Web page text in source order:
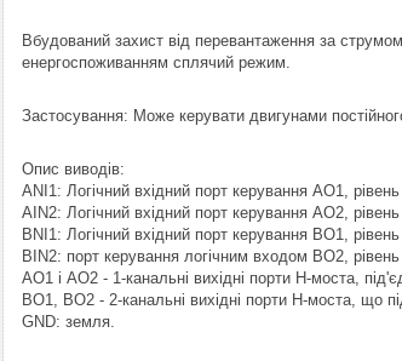
Вбудований захист від перевантаження за
енергоспоживанням сплячий режим.
Застосування: Може керувати двигунами
Опис виводів:
ANI1: Логічний вхідний порт керування AO1,
AIN2: Логічний вхідний порт керування AO2,
BNI1: Логічний вхідний порт керування BO1,
BIN2: порт керування логічним входом BO2, рівень
AO1 і AO2 - 1-канальні вихідні порти H-моста,
BO1, BO2 - 2-канальні вихідні порти H-моста, що
GND: земля.